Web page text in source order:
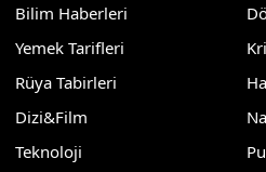
Bilim Haberleri
Yemek Tarifleri
Rüya Tabirleri
Dizi&Film
Teknoloji